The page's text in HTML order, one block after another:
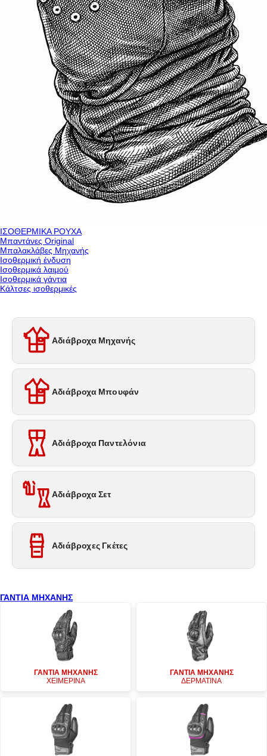
ΙΣΟΘΕΡΜΙΚΑ ΡΟΥΧΑ
Μπαντάνες Original
Μπαλακλάβες Μηχανής
Ισοθερμική ένδυση
Ισοθερμικά λαιμού
Ισοθερμικά γάντια
Κάλτσες ισοθερμικές
Αδιάβροχα Μηχανής
Αδιάβροχα Μπουφάν
Αδιάβροχα Παντελόνια
Αδιάβροχα Σετ
Αδιάβροχες Γκέτες
ΓΑΝΤΙΑ ΜΗΧΑΝΗΣ
ΓΑΝΤΙΑ ΜΗΧΑΝΗΣ
ΧΕΙΜΕΡΙΝΑ
ΓΑΝΤΙΑ ΜΗΧΑΝΗΣ
ΔΕΡΜΑΤΙΝΑ